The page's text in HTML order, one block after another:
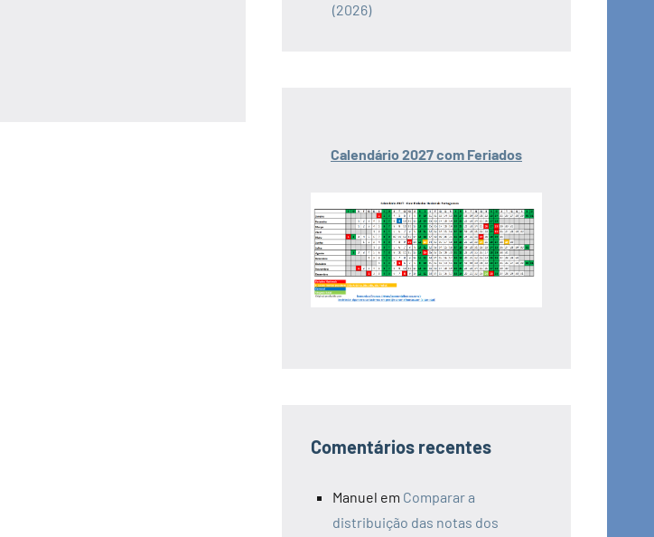
(2026)
Calendário 2027 com Feriados
Comentários recentes
Manuel em Comparar a
distribuição das notas dos